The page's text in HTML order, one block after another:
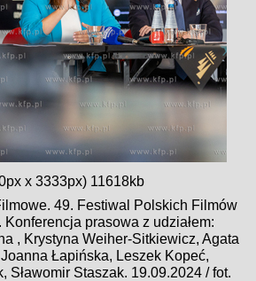
x 3333px) 11618kb
49. Festiwal Polskich Filmów
prasowa z udziałem:
, Krystyna Weiher-Sitkiewicz, Agata
Łapińska, Leszek Kopeć,
Sławomir Staszak. 19.09.2024 / fot.